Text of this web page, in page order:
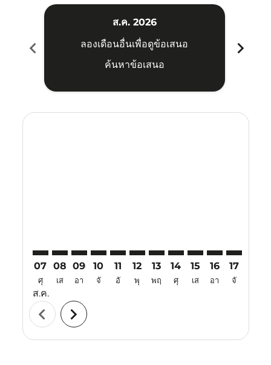
chevron_left
ส.ค. 2026
ลองเดือนอื่นเพื่อดูข้อเสนอ
ค้นหาข้อเสนอ
chevron_right
07
ศุ
ส.ค.
08
เส
09
อา
10
จั
11
อั
12
พุ
13
พฤ
14
ศุ
15
เส
16
อา
17
จั
chevron_left chevron_right